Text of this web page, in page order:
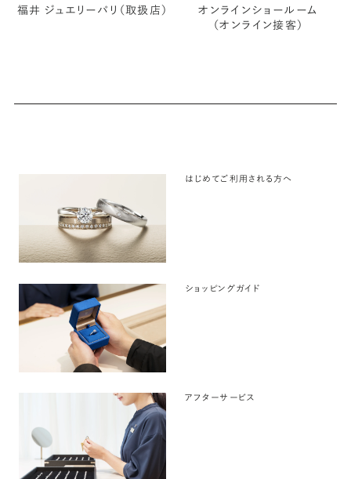
福井 ジュエリーパリ（取扱店）
オンラインショールーム
（オンライン接客）
はじめてご利用される方へ
ショッピングガイド
アフターサービス